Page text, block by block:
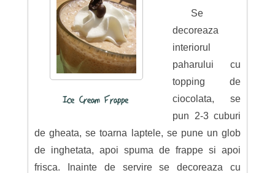
Ice Cream Frappe
Se
decoreaza
interiorul
paharului cu
topping de
ciocolata, se
pun 2-3 cuburi
de gheata, se toarna laptele, se pune un glob
de inghetata, apoi spuma de frappe si apoi
frisca. Inainte de servire se decoreaza cu